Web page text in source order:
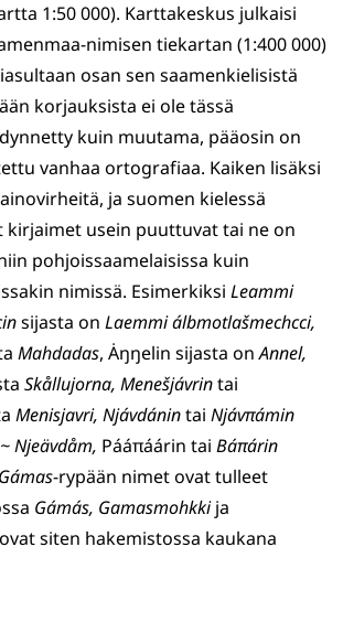
1:50 000). Karttakeskus julkaisi
nimisen tiekartan (1:400 000)
osan sen saamenkielisistä
korjauksista ei ole tässä
kuin muutama, pääosin on
vanhaa ortografiaa. Kaiken lisäksi
ja suomen kielessä
usein puuttuvat tai ne on
pohjoissaamelaisissa kuin
nimissä. Esimerkiksi Leammi
sijasta on Laemmi álbmotlašmechcci,
Mahdadas, Ȧŋŋelin sijasta onAnnel,
Skållujorna, Menešjávrintai
Menisjavri, Njávdánintai Njávπámin
Njeävdåm, Pááπáárin tai Báπárin
Gámas-rypään nimet ovat tulleet
Gámás, Gamasmohkkija
siten hakemistossa kaukana